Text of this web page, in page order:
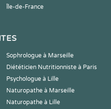
Île-de-France
Sophrologue à Marseille
Diététicien Nutritionniste à Paris
Psychologue à Lille
Naturopathe à Marseille
Naturopathe à Lille